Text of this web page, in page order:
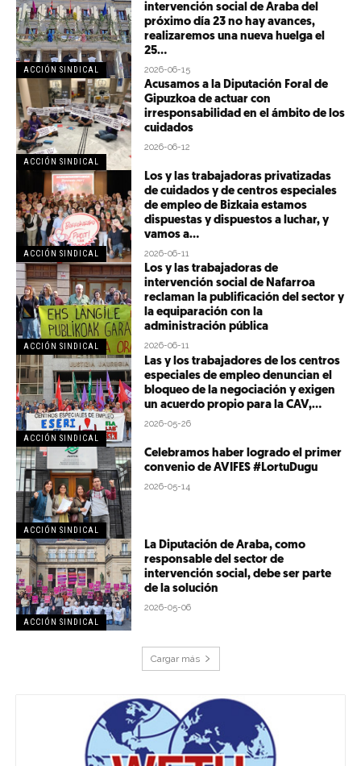
ACCIÓN SINDICAL
intervención social de Araba del
próximo día 23 no hay avances,
realizaremos una nueva huelga el
25...
2026-06-15
ACCIÓN SINDICAL
Acusamos a la Diputación Foral de
Gipuzkoa de actuar con
irresponsabilidad en el ámbito de los
cuidados
2026-06-12
ACCIÓN SINDICAL
Los y las trabajadoras privatizadas
de cuidados y de centros especiales
de empleo de Bizkaia estamos
dispuestas y dispuestos a luchar, y
vamos a...
2026-06-11
ACCIÓN SINDICAL
Los y las trabajadoras de
intervención social de Nafarroa
reclaman la publificación del sector y
la equiparación con la
administración pública
2026-06-11
ACCIÓN SINDICAL
Las y los trabajadores de los centros
especiales de empleo denuncian el
bloqueo de la negociación y exigen
un acuerdo propio para la CAV,...
2026-05-26
ACCIÓN SINDICAL
Celebramos haber logrado el primer
convenio de AVIFES #LortuDugu
2026-05-14
ACCIÓN SINDICAL
La Diputación de Araba, como
responsable del sector de
intervención social, debe ser parte
de la solución
2026-05-06
Cargar más